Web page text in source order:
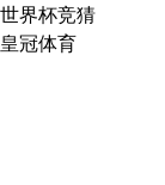
世界杯竞猜
皇冠体育